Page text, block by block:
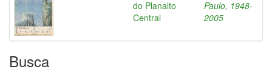
do Planalto
Central
Paulo, 1948-
2005
Busca